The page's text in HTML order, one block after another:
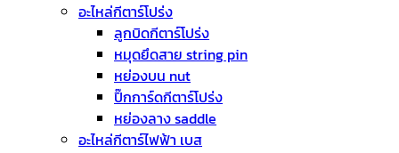
อะไหล่กีตาร์โปร่ง
ลูกบิดกีตาร์โปร่ง
หมุดยึดสาย string pin
หย่องบน nut
ปิ๊กการ์ดกีตาร์โปร่ง
หย่องลาง saddle
อะไหล่กีตาร์ไฟฟ้า เบส